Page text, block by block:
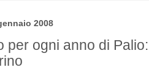
2008
per ogni anno di